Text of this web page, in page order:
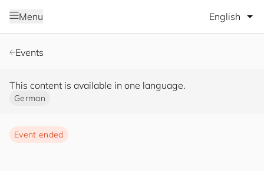
Menu Select
Events
This content is available in one language.
German
Event ended